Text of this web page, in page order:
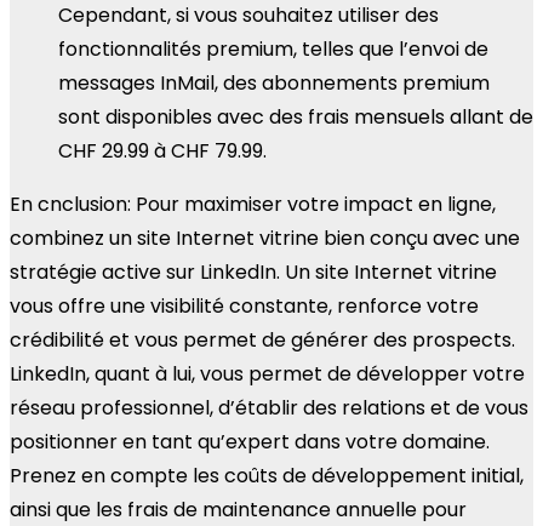
Cependant, si vous souhaitez utiliser des
fonctionnalités premium, telles que l’envoi de
messages InMail, des abonnements premium
sont disponibles avec des frais mensuels allant de
CHF 29.99 à CHF 79.99.
En cnclusion: Pour maximiser votre impact en ligne,
combinez un site Internet vitrine bien conçu avec une
stratégie active sur LinkedIn. Un site Internet vitrine
vous offre une visibilité constante, renforce votre
crédibilité et vous permet de générer des prospects.
LinkedIn, quant à lui, vous permet de développer votre
réseau professionnel, d’établir des relations et de vous
positionner en tant qu’expert dans votre domaine.
Prenez en compte les coûts de développement initial,
ainsi que les frais de maintenance annuelle pour